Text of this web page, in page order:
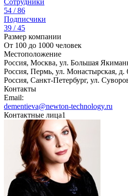
Сотрудники
54 / 86
Подписчики
39 / 45
Размер компании
От 100 до 1000 человек
Местоположение
Россия, Москва, ул. Большая
Россия, Пермь, ул. Монастырская,
Россия, Санкт-Петербург, ул.
Контакты
Email:
dementieva@newton-technology.ru
Контактные лица1